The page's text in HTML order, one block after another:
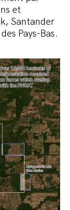
et
Santander
Pays-Bas.